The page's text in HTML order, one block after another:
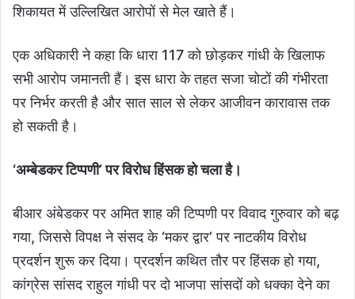
शिकायत में उल्लिखित आरोपों से मेल खाते हैं।
एक अधिकारी ने कहा कि धारा 117 को छोड़कर गांधी के खिलाफ
सभी आरोप जमानती हैं। इस धारा के तहत सजा चोटों की गंभीरता
पर निर्भर करती है और सात साल से लेकर आजीवन कारावास तक
हो सकती है।
‘अम्बेडकर टिप्पणी’ पर विरोध हिंसक हो चला है।
बीआर अंबेडकर पर अमित शाह की टिप्पणी पर विवाद गुरुवार को बढ़
गया, जिससे विपक्ष ने संसद के ‘मकर द्वार’ पर नाटकीय विरोध
प्रदर्शन शुरू कर दिया। प्रदर्शन कथित तौर पर हिंसक हो गया,
कांग्रेस सांसद राहुल गांधी पर दो भाजपा सांसदों को धक्का देने का